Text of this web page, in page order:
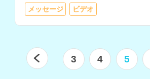
メッセージ ビデオ
3 4 5